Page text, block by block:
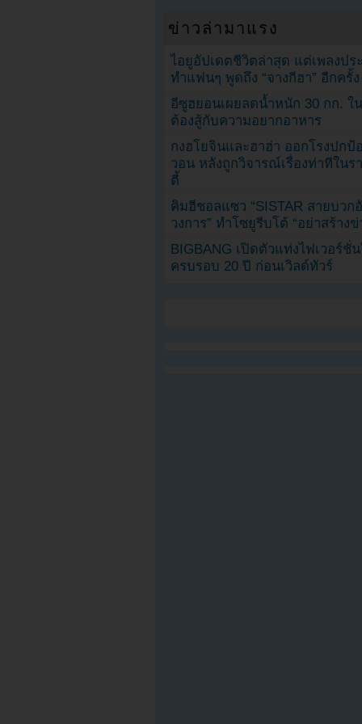
ข่าวล่ามาแรง
ไอยูอัปเดตชีวิตล่าสุด แต่เพลงป
ทำแฟนๆ พูดถึง “จางกีฮา” อีกครั้ง
อีซูฮยอนเผยลดน้ำหนัก 30 กก. ใ
ต้องสู้กับความอยากอาหาร
กงฮโยจินและฮาฮ่า ออกโรงปกป้
วอน หลังถูกวิจารณ์เรื่องท่าทีในร
ตี้
คิมฮีชอลแซว “SISTAR สายบวก
วงการ” ทำโซยูรีบโต้ “อย่าสร้างข่
BIGBANG เปิดตัวแท่งไฟเวอร์ชั่
ครบรอบ 20 ปี ก่อนเวิลด์ทัวร์